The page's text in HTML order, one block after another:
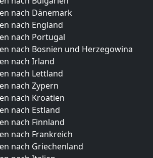
nach Dänemark
nach England
nach Portugal
nach Bosnien und Herzegowina
nach Irland
nach Lettland
nach Zypern
nach Kroatien
nach Estland
nach Finnland
nach Frankreich
nach Griechenland